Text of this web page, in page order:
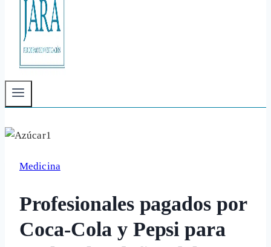
Medicina
Profesionales pagados por
Coca-Cola y Pepsi para